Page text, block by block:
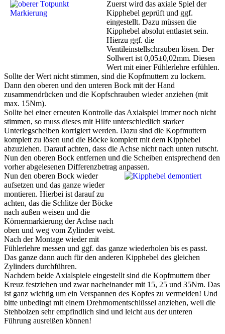
Zuerst wird das axiale Spiel der
Kipphebel geprüft und ggf.
eingestellt. Dazu müssen die
Kipphebel absolut entlastet sein.
Hierzu ggf. die
Ventileinstellschrauben lösen. Der
Sollwert ist 0,05±0,02mm. Diesen
Wert mit einer Fühlerlehre erfühlen.
Sollte der Wert nicht stimmen, sind die Kopfmuttern zu lockern.
Dann den oberen und den unteren Bock mit der Hand
zusammendrücken und die Kopfschrauben wieder anziehen (mit
max. 15Nm).
Sollte bei einer erneuten Kontrolle das Axialspiel immer noch nicht
stimmen, so muss dieses mit Hilfe unterschiedlich starker
Unterlegscheiben korrigiert werden. Dazu sind die Kopfmuttern
komplett zu lösen und die Böcke komplett mit dem Kipphebel
abzuziehen. Darauf achten, dass die Achse nicht nach unten rutscht.
Nun den oberen Bock entfernen und die Scheiben entsprechend den
vorher abgelesenen Differenzbetrag anpassen.
Nun den oberen Bock wieder
aufsetzen und das ganze wieder
montieren. Hierbei ist darauf zu
achten, das die Schlitze der Böcke
nach außen weisen und die
Körnermarkierung der Achse nach
oben und weg vom Zylinder weist.
Nach der Montage wieder mit
Fühlerlehre messen und ggf. das ganze wiederholen bis es passt.
Das ganze dann auch für den anderen Kipphebel des gleichen
Zylinders durchführen.
Nachdem beide Axialspiele eingestellt sind die Kopfmuttern über
Kreuz festziehen und zwar nacheinander mit 15, 25 und 35Nm. Das
ist ganz wichtig um ein Verspannen des Kopfes zu vermeiden! Und
bitte unbedingt mit einem Drehmomentschlüssel anziehen, weil die
Stehbolzen sehr empfindlich sind und leicht aus der unteren
Führung ausreißen können!